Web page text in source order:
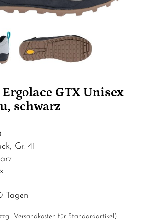
GTX Unisex
schwarz
Gr. 41
Tagen
Versandkosten für Standardartikel )